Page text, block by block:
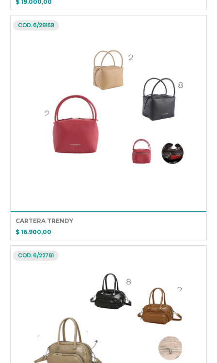
$ 19.000,00
COD. 6/29159
CARTERA TRENDY
$ 16.900,00
COD. 6/22761